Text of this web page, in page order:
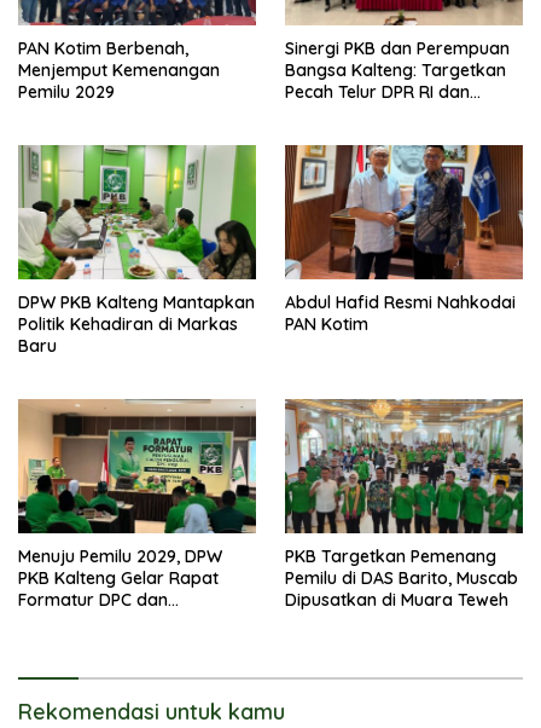
PAN Kotim Berbenah,
Menjemput Kemenangan
Pemilu 2029
Sinergi PKB dan Perempuan
Bangsa Kalteng: Targetkan
Pecah Telur DPR RI dan
DPW PKB Kalteng Mantapkan
Politik Kehadiran di Markas
Baru
Abdul Hafid Resmi Nahkodai
PAN Kotim
Menuju Pemilu 2029, DPW
PKB Kalteng Gelar Rapat
Formatur DPC dan
PKB Targetkan Pemenang
Pemilu di DAS Barito, Muscab
Dipusatkan di Muara Teweh
Rekomendasi untuk kamu